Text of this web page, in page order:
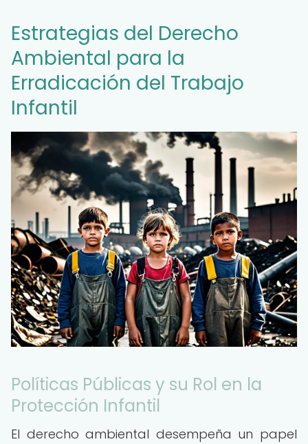
Estrategias del Derecho
Ambiental para la
Erradicación del Trabajo
Infantil
Políticas Públicas y su Rol en la
Protección Infantil
El derecho ambiental desempeña un papel